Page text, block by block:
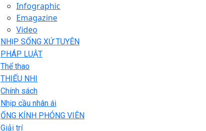
Infographic
Emagazine
Video
NHỊP SỐNG XỨ TUYÊN
PHÁP LUẬT
Thể thao
THIẾU NHI
Chính sách
Nhịp cầu nhân ái
ỐNG KÍNH PHÓNG VIÊN
Giải trí